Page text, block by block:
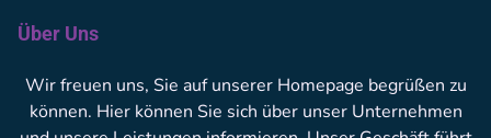
Über Uns
Wir freuen uns, Sie auf unserer Homepage begrüßen zu
können. Hier können Sie sich über unser Unternehmen